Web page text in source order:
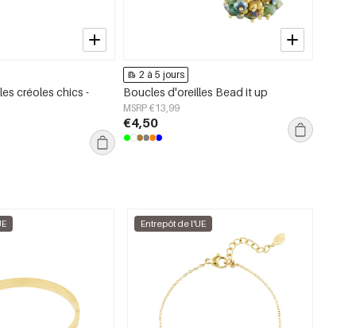
créoles chics -
2 à 5 jours
Boucles d'oreilles Bead it up
MSRP €13,99
€4,50
Entrepôt de l'UE